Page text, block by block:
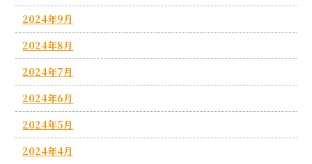
2024年9月
2024年8月
2024年7月
2024年6月
2024年5月
2024年4月